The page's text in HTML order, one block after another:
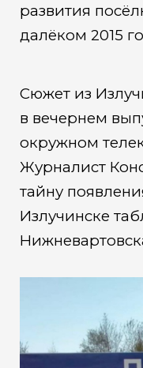
развития
далёком 2015
Сюжет из
в вечернем
окружном
Журналист
тайну
Излучинске